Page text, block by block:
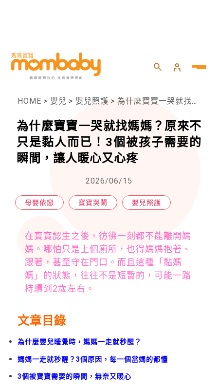
HOME > 嬰兒 > 嬰兒照護 > 為什麼寶寶一哭就找媽媽？原來不只是黏人而已！3個被孩子需要的瞬間，讓人暖心又心疼
為什麼寶寶一哭就找媽媽？原來不
只是黏人而已！3個被孩子需要的
瞬間，讓人暖心又心疼
2026/06/15
母嬰依戀 寶寶哭鬧 嬰兒照護
在寶寶認生之後，彷彿一刻都不能離開媽
媽。哪怕只是上個廁所，也得媽媽抱著、
跟著，甚至守在門口。而且這種「黏媽
媽」的狀態，往往不是短暫的，可能一路
持續到2歲左右。
文章目錄
為什麼嬰兒睡覺時，媽媽一走就秒醒？
媽媽一走就秒醒？3個原因，每一個當媽的都懂
3個被寶寶需要的瞬間，無奈又暖心